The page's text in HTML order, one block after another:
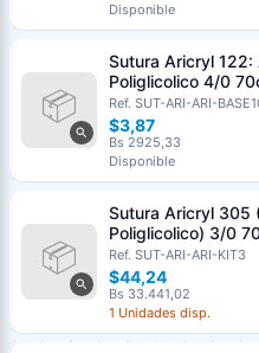
Disponible
Sutura Aricryl 122:
Poliglicolico 4/0
Corte Inverso
Absorbible
Ref. SUT-ARI-ARI-
$3,87
Bs 2925,33
Disponible
Sutura Aricryl 305
Poliglicolico) 3/0
Unds ARIZI Aguja
Punta Conica 17mm
Ref. SUT-ARI-ARI-KIT3
$44,24
Bs 33.441,02
1 Unidades disp.